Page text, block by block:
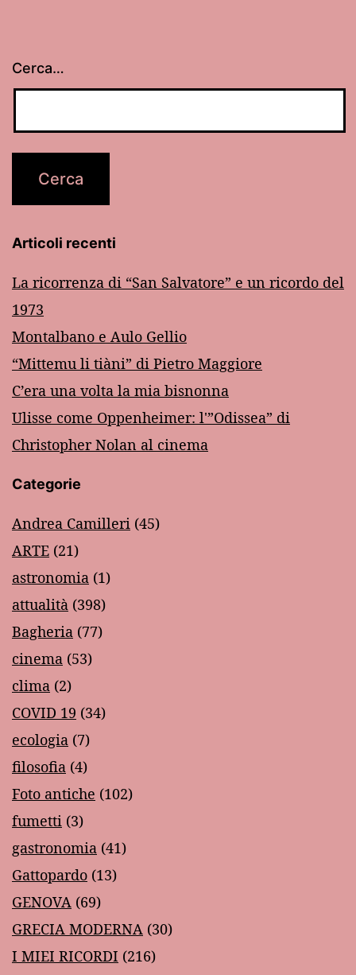
Cerca…
Articoli recenti
La ricorrenza di “San Salvatore” e un ricordo del
1973
Montalbano e Aulo Gellio
“Mittemu li tiàni” di Pietro Maggiore
C’era una volta la mia bisnonna
Ulisse come Oppenheimer: l'”Odissea” di
Christopher Nolan al cinema
Categorie
Andrea Camilleri (45)
ARTE (21)
astronomia (1)
attualità (398)
Bagheria (77)
cinema (53)
clima (2)
COVID 19 (34)
ecologia (7)
filosofia (4)
Foto antiche (102)
fumetti (3)
gastronomia (41)
Gattopardo (13)
GENOVA (69)
GRECIA MODERNA (30)
I MIEI RICORDI (216)